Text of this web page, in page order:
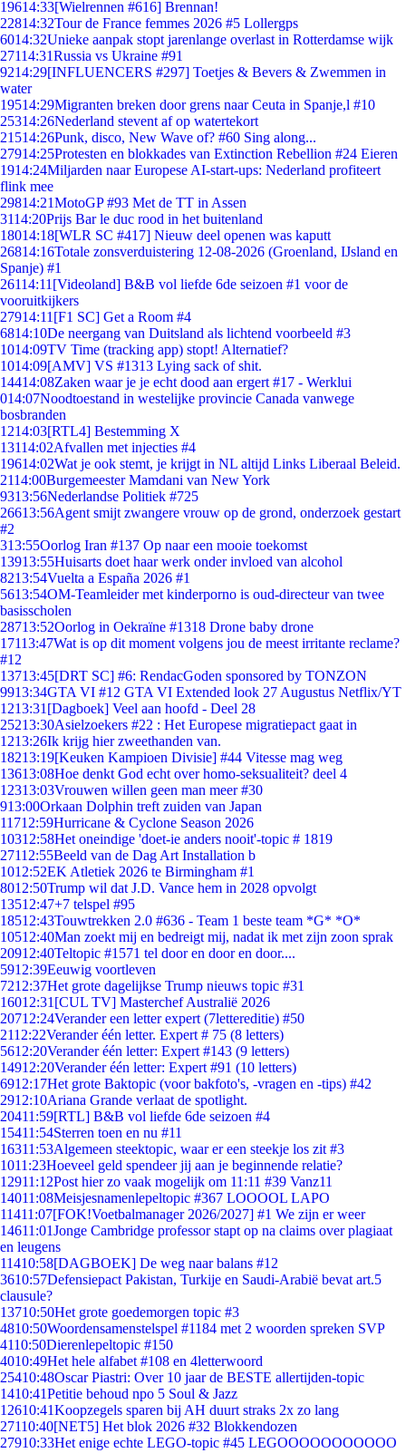
19614:33[Wielrennen #616] Brennan!
22814:32Tour de France femmes 2026 #5 Lollergps
6014:32Unieke aanpak stopt jarenlange overlast in Rotterdamse wijk
27114:31Russia vs Ukraine #91
9214:29[INFLUENCERS #297] Toetjes & Bevers & Zwemmen in
water
19514:29Migranten breken door grens naar Ceuta in Spanje,l #10
25314:26Nederland stevent af op watertekort
21514:26Punk, disco, New Wave of? #60 Sing along...
27914:25Protesten en blokkades van Extinction Rebellion #24 Eieren
1914:24Miljarden naar Europese AI-start-ups: Nederland profiteert
flink mee
29814:21MotoGP #93 Met de TT in Assen
3114:20Prijs Bar le duc rood in het buitenland
18014:18[WLR SC #417] Nieuw deel openen was kaputt
26814:16Totale zonsverduistering 12-08-2026 (Groenland, IJsland en
Spanje) #1
26114:11 [Videoland] B&B vol liefde 6de seizoen #1 voor de
vooruitkijkers
27914:11 [F1 SC] Get a Room #4
6814:10De neergang van Duitsland als lichtend voorbeeld #3
1014:09TV Time (tracking app) stopt! Alternatief?
1014:09[AMV] VS #1313 Lying sack of shit.
14414:08Zaken waar je je echt dood aan ergert #17 - Werklui
014:07Noodtoestand in westelijke provincie Canada vanwege
bosbranden
1214:03[RTL4] Bestemming X
13114:02Afvallen met injecties #4
19614:02Wat je ook stemt, je krijgt in NL altijd Links Liberaal Beleid.
2114:00Burgemeester Mamdani van New York
9313:56Nederlandse Politiek #725
26613:56Agent smijt zwangere vrouw op de grond, onderzoek gestart
#2
313:55Oorlog Iran #137 Op naar een mooie toekomst
13913:55Huisarts doet haar werk onder invloed van alcohol
8213:54Vuelta a España 2026 #1
5613:54OM-Teamleider met kinderporno is oud-directeur van twee
basisscholen
28713:52Oorlog in Oekraïne #1318 Drone baby drone
17113:47Wat is op dit moment volgens jou de meest irritante reclame?
#12
13713:45[DRT SC] #6: RendacGoden sponsored by TONZON
9913:34GTA VI #12 GTA VI Extended look 27 Augustus Netflix/YT
1213:31 [Dagboek] Veel aan hoofd - Deel 28
25213:30Asielzoekers #22 : Het Europese migratiepact gaat in
1213:26Ik krijg hier zweethanden van.
18213:19[Keuken Kampioen Divisie] #44 Vitesse mag weg
13613:08Hoe denkt God echt over homo-seksualiteit? deel 4
12313:03Vrouwen willen geen man meer #30
913:00Orkaan Dolphin treft zuiden van Japan
11712:59Hurricane & Cyclone Season 2026
10312:58Het oneindige 'doet-ie anders nooit'-topic # 1819
27112:55Beeld van de Dag Art Installation b
1012:52EK Atletiek 2026 te Birmingham #1
8012:50Trump wil dat J.D. Vance hem in 2028 opvolgt
13512:47+7 telspel #95
18512:43Touwtrekken 2.0 #636 - Team 1 beste team *G* *O*
10512:40Man zoekt mij en bedreigt mij, nadat ik met zijn zoon sprak
20912:40Teltopic #1571 tel door en door en door....
5912:39Eeuwig voortleven
7212:37Het grote dagelijkse Trump nieuws topic #31
16012:31 [CUL TV] Masterchef Australië 2026
20712:24Verander een letter expert (7lettereditie) #50
2112:22Verander één letter. Expert # 75 (8 letters)
5612:20Verander één letter: Expert #143 (9 letters)
14912:20Verander één letter: Expert #91 (10 letters)
6912:17Het grote Baktopic (voor bakfoto's, -vragen en -tips) #42
2912:10Ariana Grande verlaat de spotlight.
20411:59[RTL] B&B vol liefde 6de seizoen #4
15411:54Sterren toen en nu #11
16311:53Algemeen steektopic, waar er een steekje los zit #3
1011:23Hoeveel geld spendeer jij aan je beginnende relatie?
12911:12Post hier zo vaak mogelijk om 11:11 #39 Vanz11
14011:08Meisjesnamenlepeltopic #367 LOOOOL LAPO
11411:07[FOK!Voetbalmanager 2026/2027] #1 We zijn er weer
14611:01Jonge Cambridge professor stapt op na claims over plagiaat
en leugens
11410:58[DAGBOEK] De weg naar balans #12
3610:57Defensiepact Pakistan, Turkije en Saudi-Arabië bevat art.5
clausule?
13710:50Het grote goedemorgen topic #3
4810:50Woordensamenstelspel #1184 met 2 woorden spreken SVP
4110:50Dierenlepeltopic #150
4010:49Het hele alfabet #108 en 4letterwoord
25410:48Oscar Piastri: Over 10 jaar de BESTE allertijden-topic
1410:41Petitie behoud npo 5 Soul & Jazz
12610:41Koopzegels sparen bij AH duurt straks 2x zo lang
27110:40[NET5] Het blok 2026 #32 Blokkendozen
27910:33Het enige echte LEGO-topic #45 LEGOOOOOOOOOOO